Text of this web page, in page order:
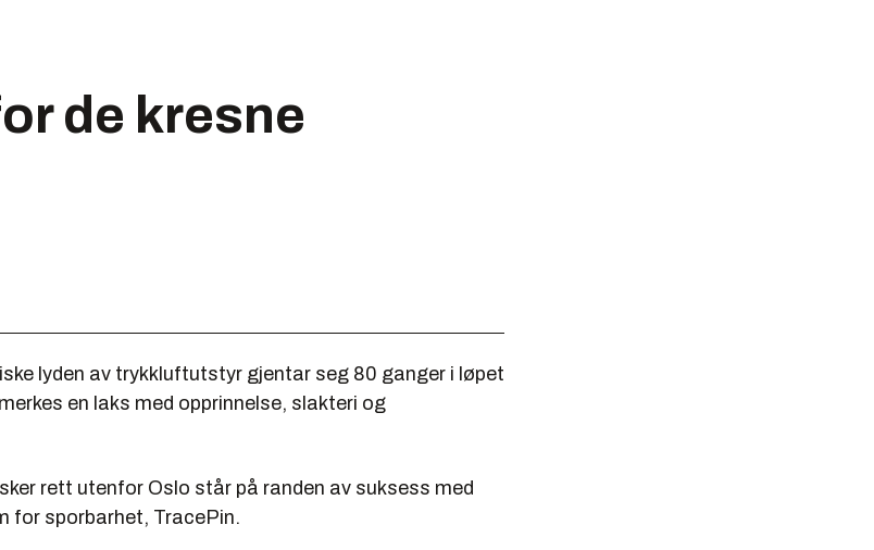
de kresne
lyden av trykkluftutstyr gjentar seg 80 ganger i løpet
en laks med opprinnelse, slakteri og
rett utenfor Oslo står på randen av suksess med
for sporbarhet, TracePin.